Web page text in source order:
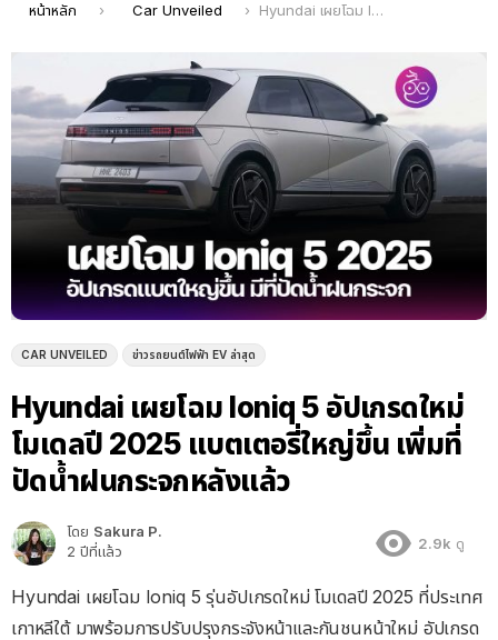
คุณอยู่ที่นี่:
หน้าหลัก Car Unveiled Hyundai เผยโฉม Ioniq 5 อัปเกรดใหม่ โมเดลปี 2025 แบตเตอรี่ใหญ่ขึ้น เพิ่มที่ปัดน้ำฝนกระจกหลังแล้ว
CAR UNVEILED ข่าวรถยนต์ไฟฟ้า EV ล่าสุด
Hyundai เผยโฉม Ioniq 5 อัปเกรดใหม่
โมเดลปี 2025 แบตเตอรี่ใหญ่ขึ้น เพิ่มที่
ปัดน้ำฝนกระจกหลังแล้ว
โดย Sakura P.
2 ปีที่แล้ว
2.9k ดู
Hyundai เผยโฉม Ioniq 5 รุ่นอัปเกรดใหม่ โมเดลปี 2025 ที่ประเทศ
เกาหลีใต้ มาพร้อมการปรับปรุงกระจังหน้าและกันชนหน้าใหม่ อัปเกรด